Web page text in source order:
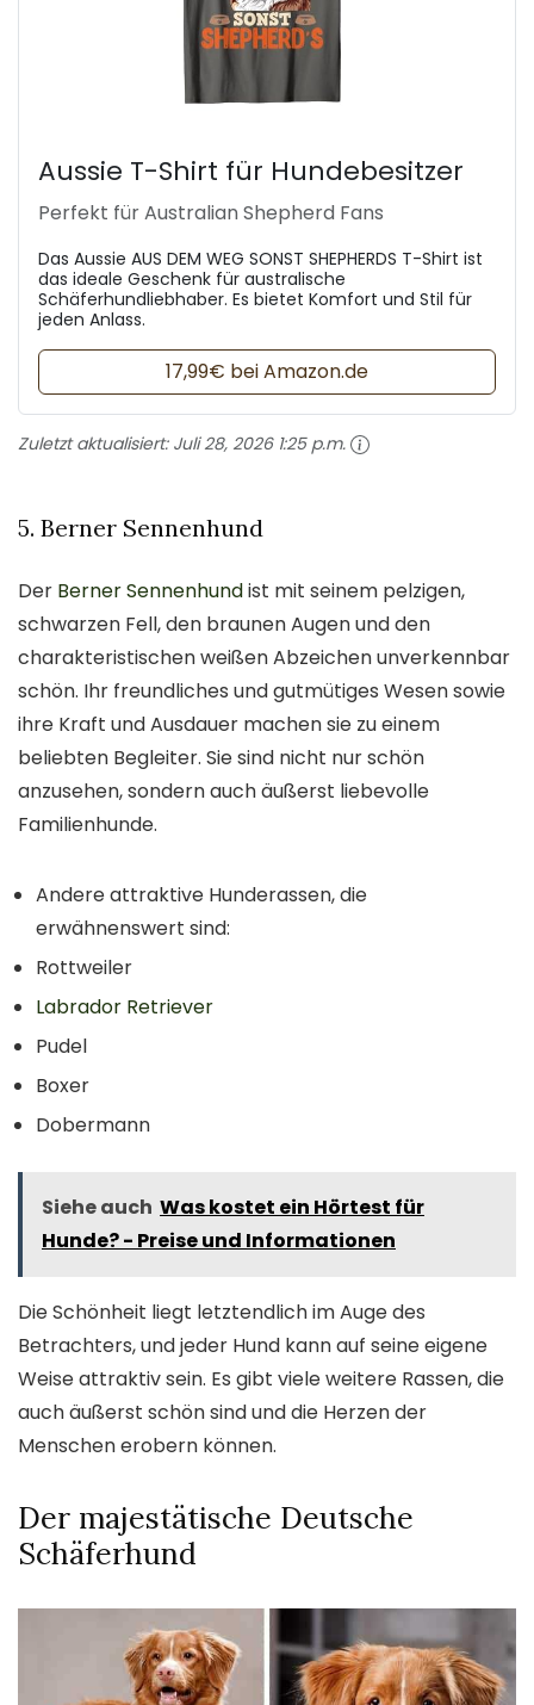
Aussie T-Shirt für Hundebesitzer
Perfekt für Australian Shepherd Fans
Das Aussie AUS DEM WEG SONST SHEPHERDS T-Shirt ist
das ideale Geschenk für australische
Schäferhundliebhaber. Es bietet Komfort und Stil für
jeden Anlass.
17,99€ bei Amazon.de
Zuletzt aktualisiert: Juli 28, 2026 1:25 p.m.
5. Berner Sennenhund
Der Berner Sennenhundist mit seinem pelzigen,
schwarzen Fell, den braunen Augen und den
charakteristischen weißen Abzeichen unverkennbar
schön. Ihr freundliches und gutmütiges Wesen sowie
ihre Kraft und Ausdauer machen sie zu einem
beliebten Begleiter. Sie sind nicht nur schön
anzusehen, sondern auch äußerst liebevolle
Familienhunde.
Andere attraktive Hunderassen, die
erwähnenswert sind:
Rottweiler
Labrador Retriever
Pudel
Boxer
Dobermann
Siehe auch Was kostet ein Hörtest für
Hunde? - Preise und Informationen
Die Schönheit liegt letztendlich im Auge des
Betrachters, und jeder Hund kann auf seine eigene
Weise attraktiv sein. Es gibt viele weitere Rassen, die
auch äußerst schön sind und die Herzen der
Menschen erobern können.
Der majestätische Deutsche
Schäferhund